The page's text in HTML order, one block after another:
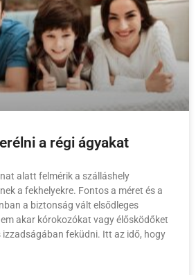
a régi ágyakat
alatt felmérik a szálláshely
a fekhelyekre. Fontos a méret és a
a biztonság vált elsődleges
akar kórokozókat vagy élősködőket
izzadságában feküdni. Itt az idő, hogy